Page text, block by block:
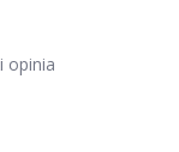
opinia